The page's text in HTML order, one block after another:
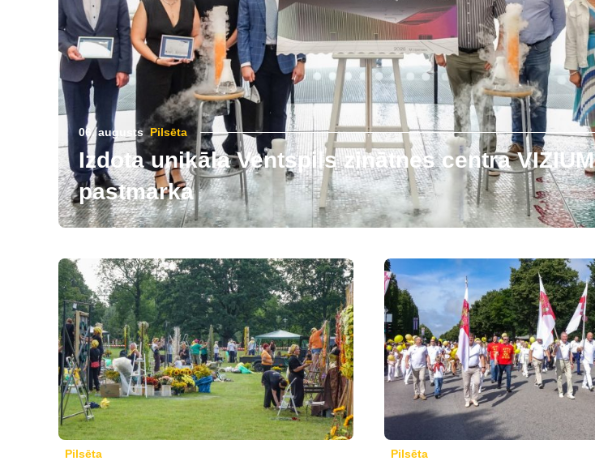
06. augusts Pilsēta
Izdota unikāla Ventspils zinātnes centra VIZIUM
pastmarka
Pilsēta Pilsēta